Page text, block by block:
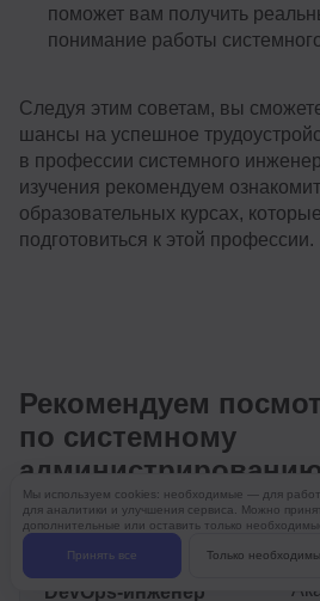
поможет вам получить
понимание работы
Следуя этим советам, вы
шансы на успешное
в профессии системного
изучения рекомендуем
образовательных курсах,
подготовиться к этой профессии.
Рекомендуем
по системному
Курс
DevOps-инженер
Мы используем cookies: необходимые — для
для аналитики и улучшения сервиса. Можно
дополнительные или оставить только
Принять все Только